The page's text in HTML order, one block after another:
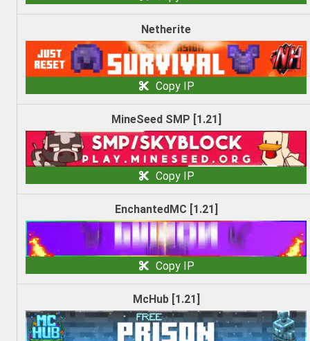
Netherite
Copy IP
MineSeed SMP [1.21]
Copy IP
EnchantedMC [1.21]
Copy IP
McHub [1.21]